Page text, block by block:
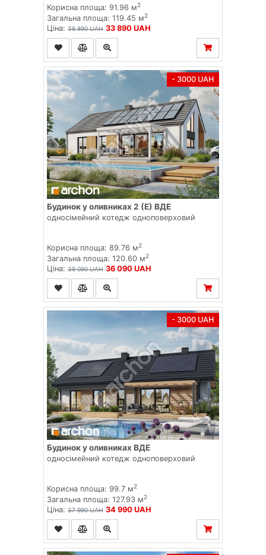
Корисна площа: 91.96 м2
Загальна площа: 119.45 м2
Ціна: 36 890 UAH 33 890 UAH
- 3000 UAH
Будинок у оливниках 2 (Е) ВДЕ
односімейний котедж одноповерховий
Корисна площа: 89.76 м2
Загальна площа: 120.60 м2
Ціна: 39 090 UAH 36 090 UAH
- 3000 UAH
Будинок у оливниках ВДЕ
односімейний котедж одноповерховий
Корисна площа: 99.7 м2
Загальна площа: 127.93 м2
Ціна: 37 990 UAH 34 990 UAH